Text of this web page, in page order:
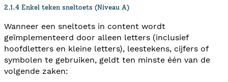
2.1.4 Enkel teken sneltoets (Niveau A)
Wanneer een sneltoets in content wordt
geïmplementeerd door alleen letters (inclusief
hoofdletters en kleine letters), leestekens, cijfers of
symbolen te gebruiken, geldt ten minste één van de
volgende zaken: